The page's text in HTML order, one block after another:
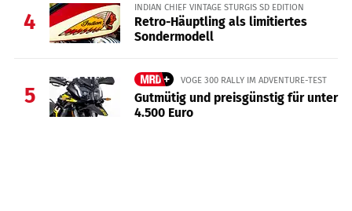
4
INDIAN CHIEF VINTAGE STURGIS SD EDITION
Retro-Häuptling als limitiertes
Sondermodell
5
VOGE 300 RALLY IM ADVENTURE-TEST
Gutmütig und preisgünstig für unter
4.500 Euro